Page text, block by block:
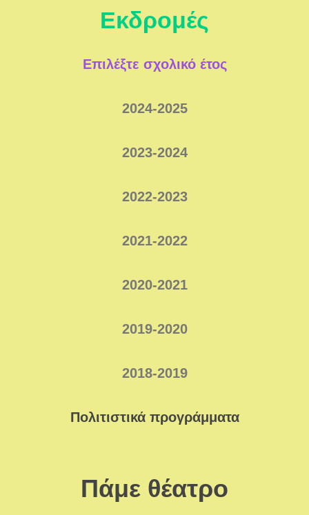
Εκδρομές
Επιλέξτε σχολικό έτος
2024-2025
2023-2024
2022-2023
2021-2022
2020-2021
2019-2020
2018-2019
Πολιτιστικά προγράμματα
Πάμε θέατρο